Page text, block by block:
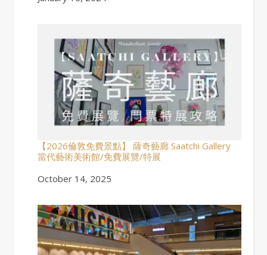
【2026倫敦免費景點】 薩奇藝廊 Saatchi Gallery
當代藝術美術館/免費展覽/特展
Date
October 14, 2025